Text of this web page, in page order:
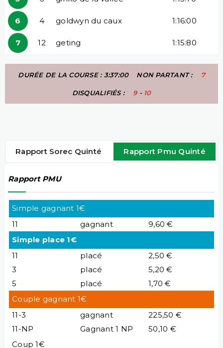
6 4 goldwyn du caux 1:16:00
7 12 geting 1:15:80
DURÉE DE LA COURSE : 3:37:00 NON PARTANT : 7
DISQUALIFIÉS : 9- 10
Rapport Sorec Quinté Rapport Pmu Quinté
Rapport PMU
Simple gagnant 1€
11
gagnant
9,60 €
Simple place 1€
11
placé
2,50 €
3
placé
5,20 €
5
placé
1,70 €
Couple gagnant 1€
11-3
gagnant
225,50 €
11-NP
Gagnant 1 NP
50,10 €
Coup 1€